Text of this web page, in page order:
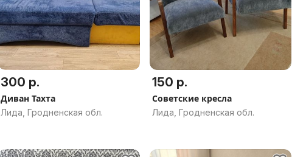
300 р.
Диван Тахта
Лида, Гродненская обл.
150 р.
Советские кресла
Лида, Гродненская обл.